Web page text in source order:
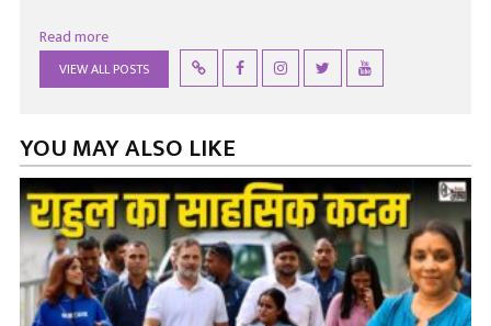
Read more
VIEW ALL POSTS
YOU MAY ALSO LIKE